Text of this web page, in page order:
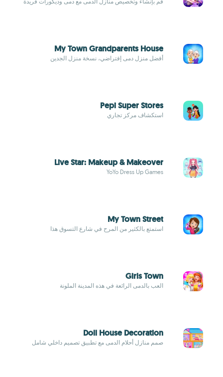
My Town Grandparents House
أفضل منزل دمى إفتراضي، نسخة منزل الجدين
Pepi Super Stores
استكشاف مركز تجاري
Live Star: Makeup & Makeover
YoYo Dress Up Games
My Town Street
استمتع بالكثير من المرح في شارع التسوق هذا
Girls Town
العب بالدمى الرائعة في هذه المدينة الملونة
Doll House Decoration
صمم منازل أحلام الدمى مع تطبيق تصميم داخلي شامل